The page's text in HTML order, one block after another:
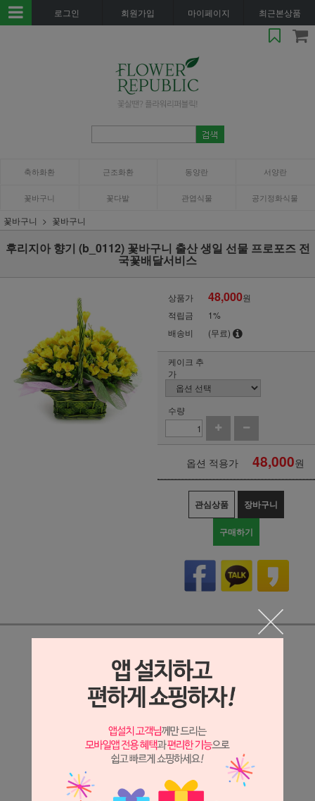
로그인 회원가입 마이페이지 최근본상품
축하화환 근조화환 동양란 서양란
꽃바구니 꽃다발 관엽식물 공기정화식물
꽃바구니 꽃바구니
후리지아 향기 (b_0112) 꽃바구니 출산 생일 선물 프로포즈 전
국꽃배달서비스
상품가 48,000원
적립금
1%
배송비
(무료)
케이크 추
가
수량
옵션 적용가 48,000원
관심상품 장바구니
구매하기
상세정보 새창 열기
상세 정보를 확대해 보실 수 있습니다.
※ 필독해주세요 ※
후리지아는
에만 진행가능한 상품입니다.
그 외 시즌에는 다른상품으로 대체 안내드리고 있으니
참고하시어 구매해주시면 감사하겠습니다